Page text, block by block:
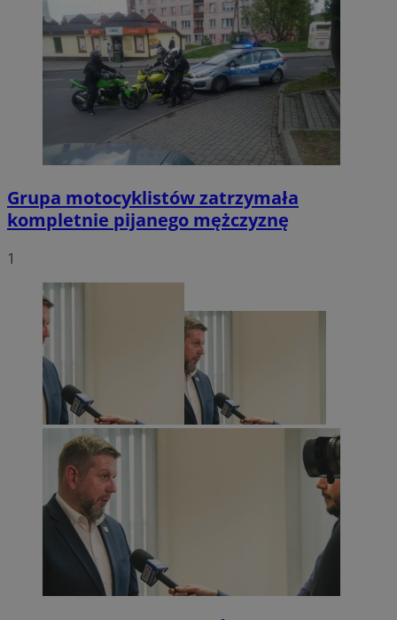
Grupa motocyklistów zatrzymała
kompletnie pijanego mężczyznę
1